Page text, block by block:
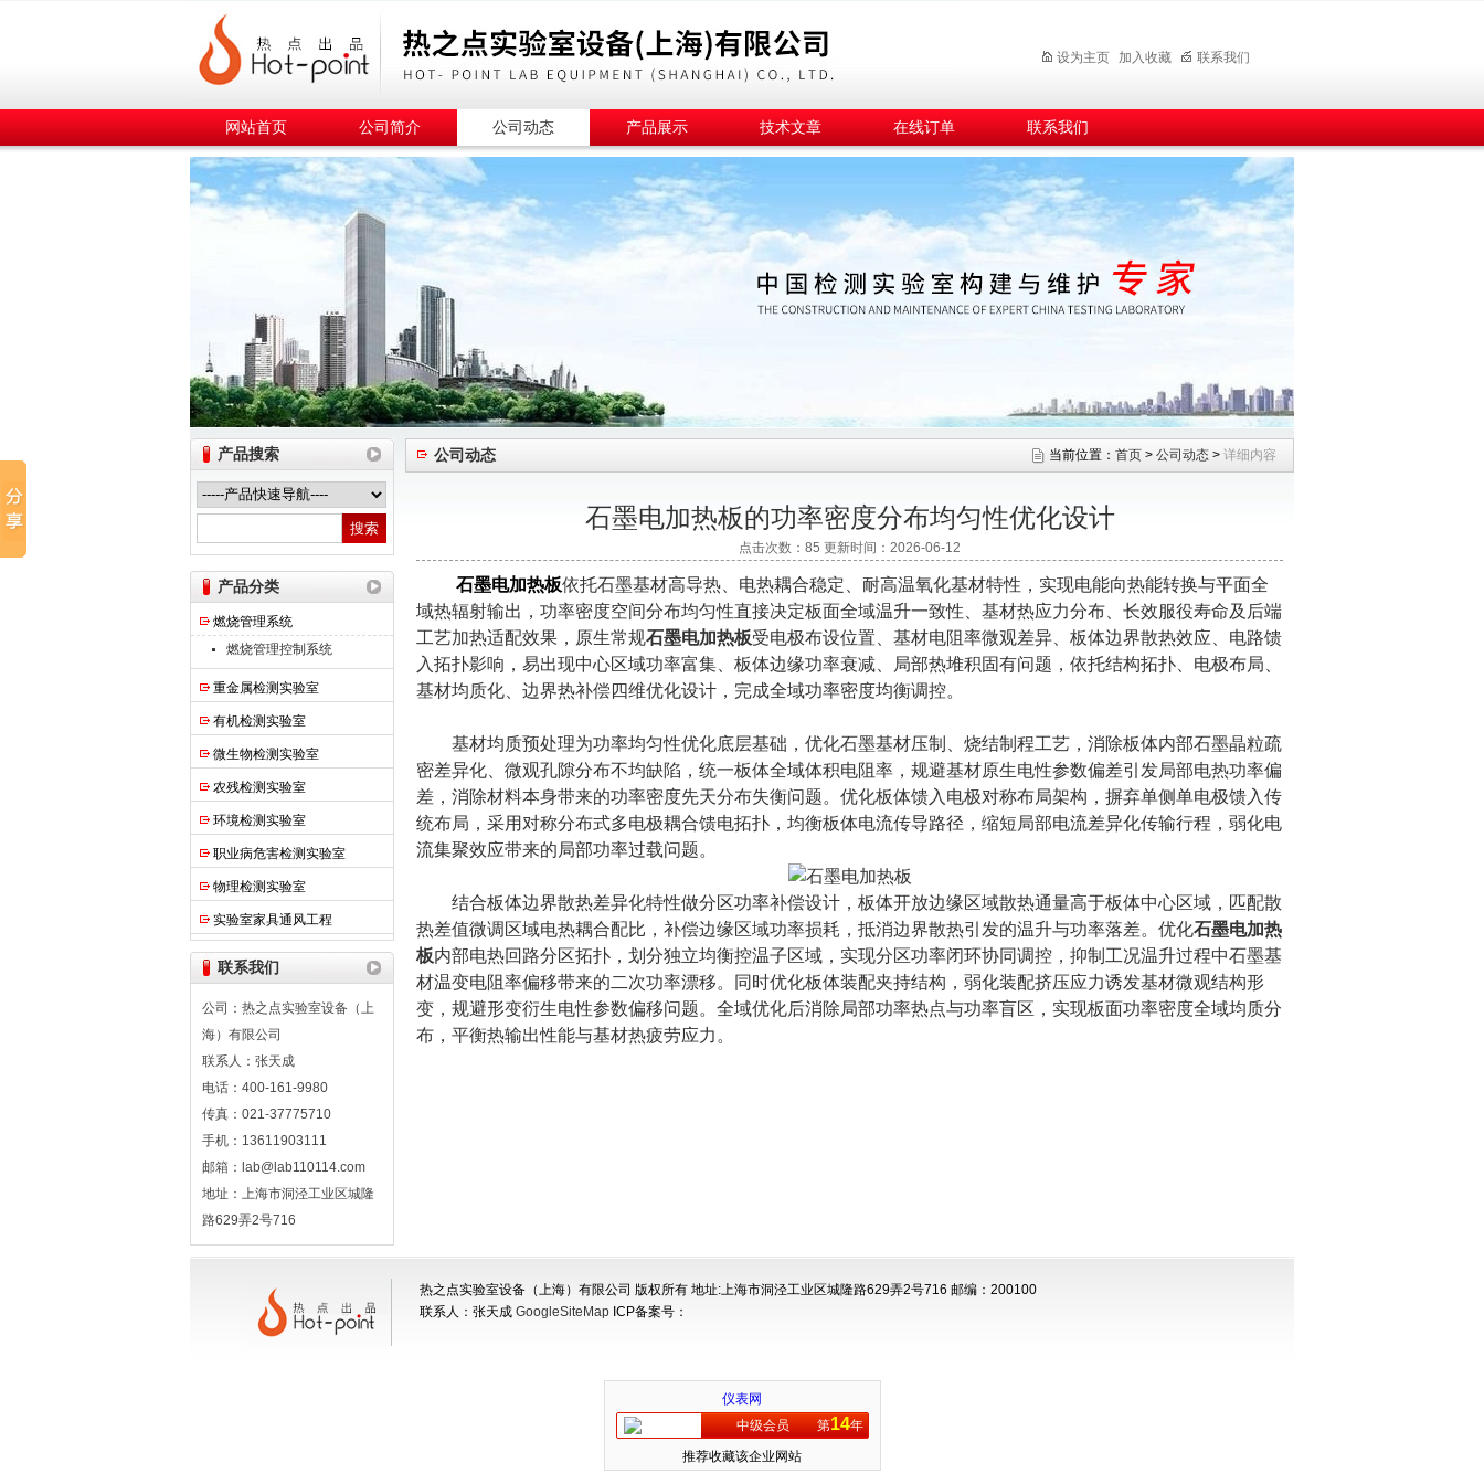
热之点实验室设备（上海）有限公司
设为主页 加入收藏 联系我们
网站首页 公司简介 公司动态 产品展示 技术文章 在线订单 联系我们
产品搜索
产品分类
燃烧管理系统
燃烧管理控制系统
重金属检测实验室
有机检测实验室
微生物检测实验室
农残检测实验室
环境检测实验室
职业病危害检测实验室
物理检测实验室
实验室家具通风工程
联系我们
公司：热之点实验室设备（上
海）有限公司
联系人：张天成
电话：400-161-9980
传真：021-37775710
手机：13611903111
邮箱：lab@lab110114.com
地址：上海市洞泾工业区城隆
路629弄2号716
公司动态 当前位置： 首页 > 公司动态 > 详细内容
石墨电加热板的功率密度分布均匀性优化设计
点击次数：85 更新时间：2026-06-12
石墨电加热板依托石墨基材高导热、电热耦合稳定、耐高温氧化基材特性，实现电能向热能转换与平面全
域热辐射输出，功率密度空间分布均匀性直接决定板面全域温升一致性、基材热应力分布、长效服役寿命及后端
工艺加热适配效果，原生常规石墨电加热板受电极布设位置、基材电阻率微观差异、板体边界散热效应、电路馈
入拓扑影响，易出现中心区域功率富集、板体边缘功率衰减、局部热堆积固有问题，依托结构拓扑、电极布局、
基材均质化、边界热补偿四维优化设计，完成全域功率密度均衡调控。
基材均质预处理为功率均匀性优化底层基础，优化石墨基材压制、烧结制程工艺，消除板体内部石墨晶粒疏
密差异化、微观孔隙分布不均缺陷，统一板体全域体积电阻率，规避基材原生电性参数偏差引发局部电热功率偏
差，消除材料本身带来的功率密度先天分布失衡问题。优化板体馈入电极对称布局架构，摒弃单侧单电极馈入传
统布局，采用对称分布式多电极耦合馈电拓扑，均衡板体电流传导路径，缩短局部电流差异化传输行程，弱化电
流集聚效应带来的局部功率过载问题。
结合板体边界散热差异化特性做分区功率补偿设计，板体开放边缘区域散热通量高于板体中心区域，匹配散
热差值微调区域电热耦合配比，补偿边缘区域功率损耗，抵消边界散热引发的温升与功率落差。优化石墨电加热
板内部电热回路分区拓扑，划分独立均衡控温子区域，实现分区功率闭环协同调控，抑制工况温升过程中石墨基
材温变电阻率偏移带来的二次功率漂移。同时优化板体装配夹持结构，弱化装配挤压应力诱发基材微观结构形
变，规避形变衍生电性参数偏移问题。全域优化后消除局部功率热点与功率盲区，实现板面功率密度全域均质分
布，平衡热输出性能与基材热疲劳应力。
热之点实验室设备（上海）有限公司 版权所有 地址:上海市洞泾工业区城隆路629弄2号716 邮编：200100
联系人：张天成 GoogleSiteMap ICP备案号：
仪表网
中级会员
第14年
推荐收藏该企业网站